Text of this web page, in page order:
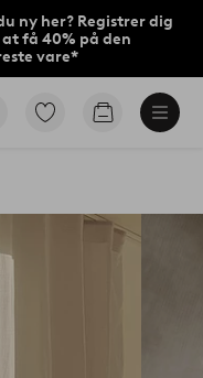
ny her? Registrer dig
få 40% på den
vare*
Gå
Gå